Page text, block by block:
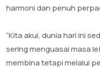
harmoni dan penuh
‎“Kita akui, dunia hari ini
sering menguasai masa
membina tetapi melalui